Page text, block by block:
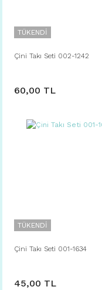
TÜKENDİ
Çini Takı Seti 002-1242
60,00 TL
TÜKENDİ
Çini Takı Seti 001-1634
45,00 TL